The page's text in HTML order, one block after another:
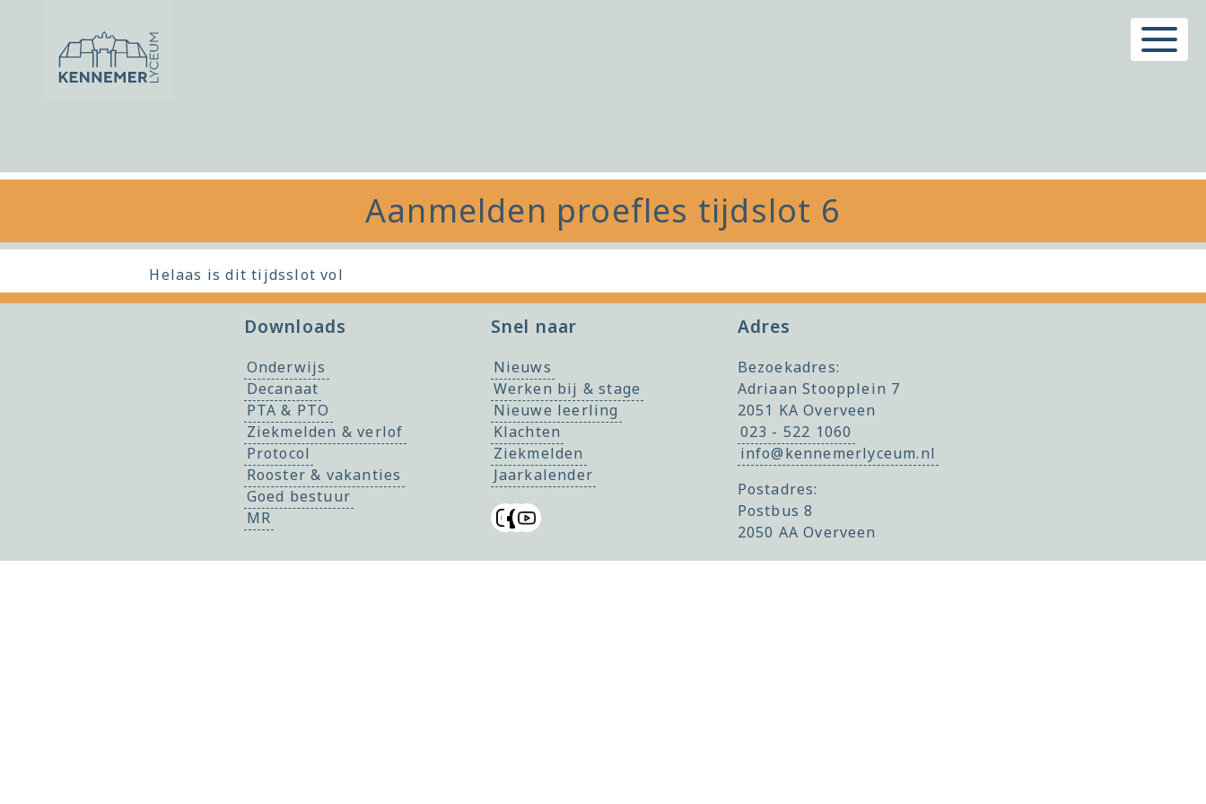
Menu
Aanmelden proefles tijdslot 6
Helaas is dit tijdsslot vol
Downloads
Onderwijs
Decanaat
PTA & PTO
Ziekmelden & verlof
Protocol
Rooster & vakanties
Goed bestuur
MR
Snel naar
Nieuws
Werken bij & stage
Nieuwe leerling
Klachten
Ziekmelden
Jaarkalender
Adres
Bezoekadres:
Adriaan Stoopplein 7
2051 KA Overveen
023 - 522 1060
info@kennemerlyceum.nl
Postadres:
Postbus 8
2050 AA Overveen